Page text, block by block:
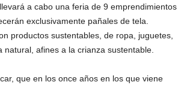
a cabo una feria de 9 emprendimientos
exclusivamente pañales de tela.
productos sustentables, de ropa, juguetes,
natural, afines a la crianza sustentable.
que en los once años en los que viene